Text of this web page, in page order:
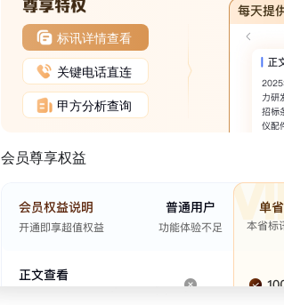
标讯详情查看
关键电话直连
甲方分析查询
会员尊享权益